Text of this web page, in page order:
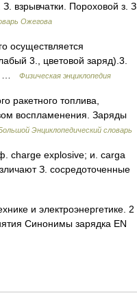
взрывчатки. Пороховой з. З.
Ожегова
осуществляется
3., цветовой заряд).3.
…
Физическая энциклопедия
ракетного топлива,
воспламенения. Заряды
Энциклопедический словарь
explosive; и. carga
З. сосредоточенные
и электроэнергетике. 2
Синонимы зарядка EN